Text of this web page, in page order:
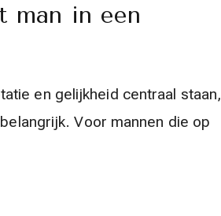
man in een
en gelijkheid centraal staan,
Voor mannen die op